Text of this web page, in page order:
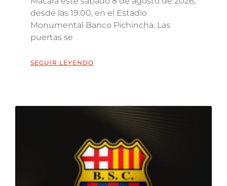
desde las 19:00, en el Estadio
Monumental Banco Pichincha. Las
puertas se
SEGUIR LEYENDO